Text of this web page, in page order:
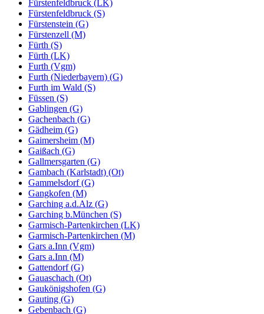
Fürstenfeldbruck (LK)
Fürstenfeldbruck (S)
Fürstenstein (G)
Fürstenzell (M)
Fürth (S)
Fürth (LK)
Furth (Vgm)
Furth (Niederbayern) (G)
Furth im Wald (S)
Füssen (S)
Gablingen (G)
Gachenbach (G)
Gädheim (G)
Gaimersheim (M)
Gaißach (G)
Gallmersgarten (G)
Gambach (Karlstadt) (Ot)
Gammelsdorf (G)
Gangkofen (M)
Garching a.d.Alz (G)
Garching b.München (S)
Garmisch-Partenkirchen (LK)
Garmisch-Partenkirchen (M)
Gars a.Inn (Vgm)
Gars a.Inn (M)
Gattendorf (G)
Gauaschach (Ot)
Gaukönigshofen (G)
Gauting (G)
Gebenbach (G)